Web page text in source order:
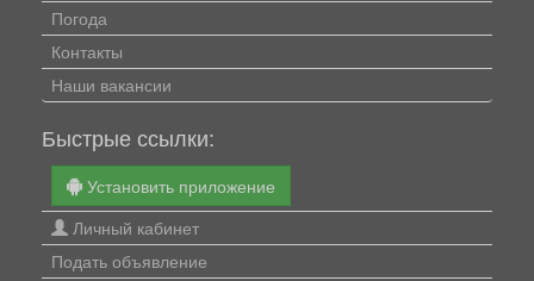
Погода
Контакты
Наши вакансии
Быстрые ссылки:
Установить приложение
Личный кабинет
Подать объявление